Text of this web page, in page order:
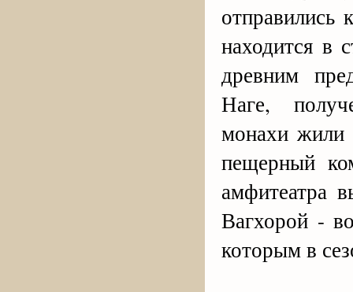
находится в
древним
Наге,
монахи жили
пещерный
амфитеатра
Вагхорой -
которым в